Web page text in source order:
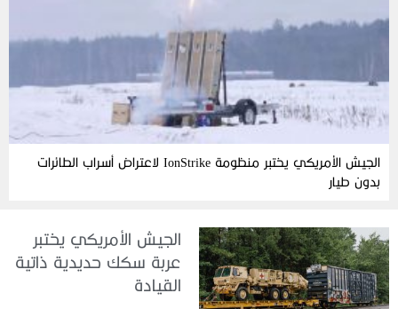
الجيش الأمريكي يختبر منظومة IonStrike لاعتراض أسراب الطائرات
بدون طيار
الجيش الأمريكي يختبر
عربة سكك حديدية ذاتية
القيادة